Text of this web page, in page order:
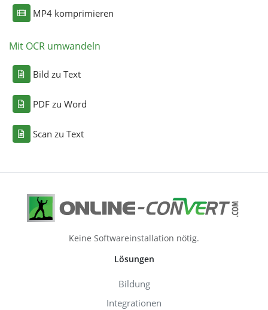
MP4 komprimieren
Mit OCR umwandeln
Bild zu Text
PDF zu Word
Scan zu Text
Keine Softwareinstallation nötig.
Lösungen
Bildung
Integrationen